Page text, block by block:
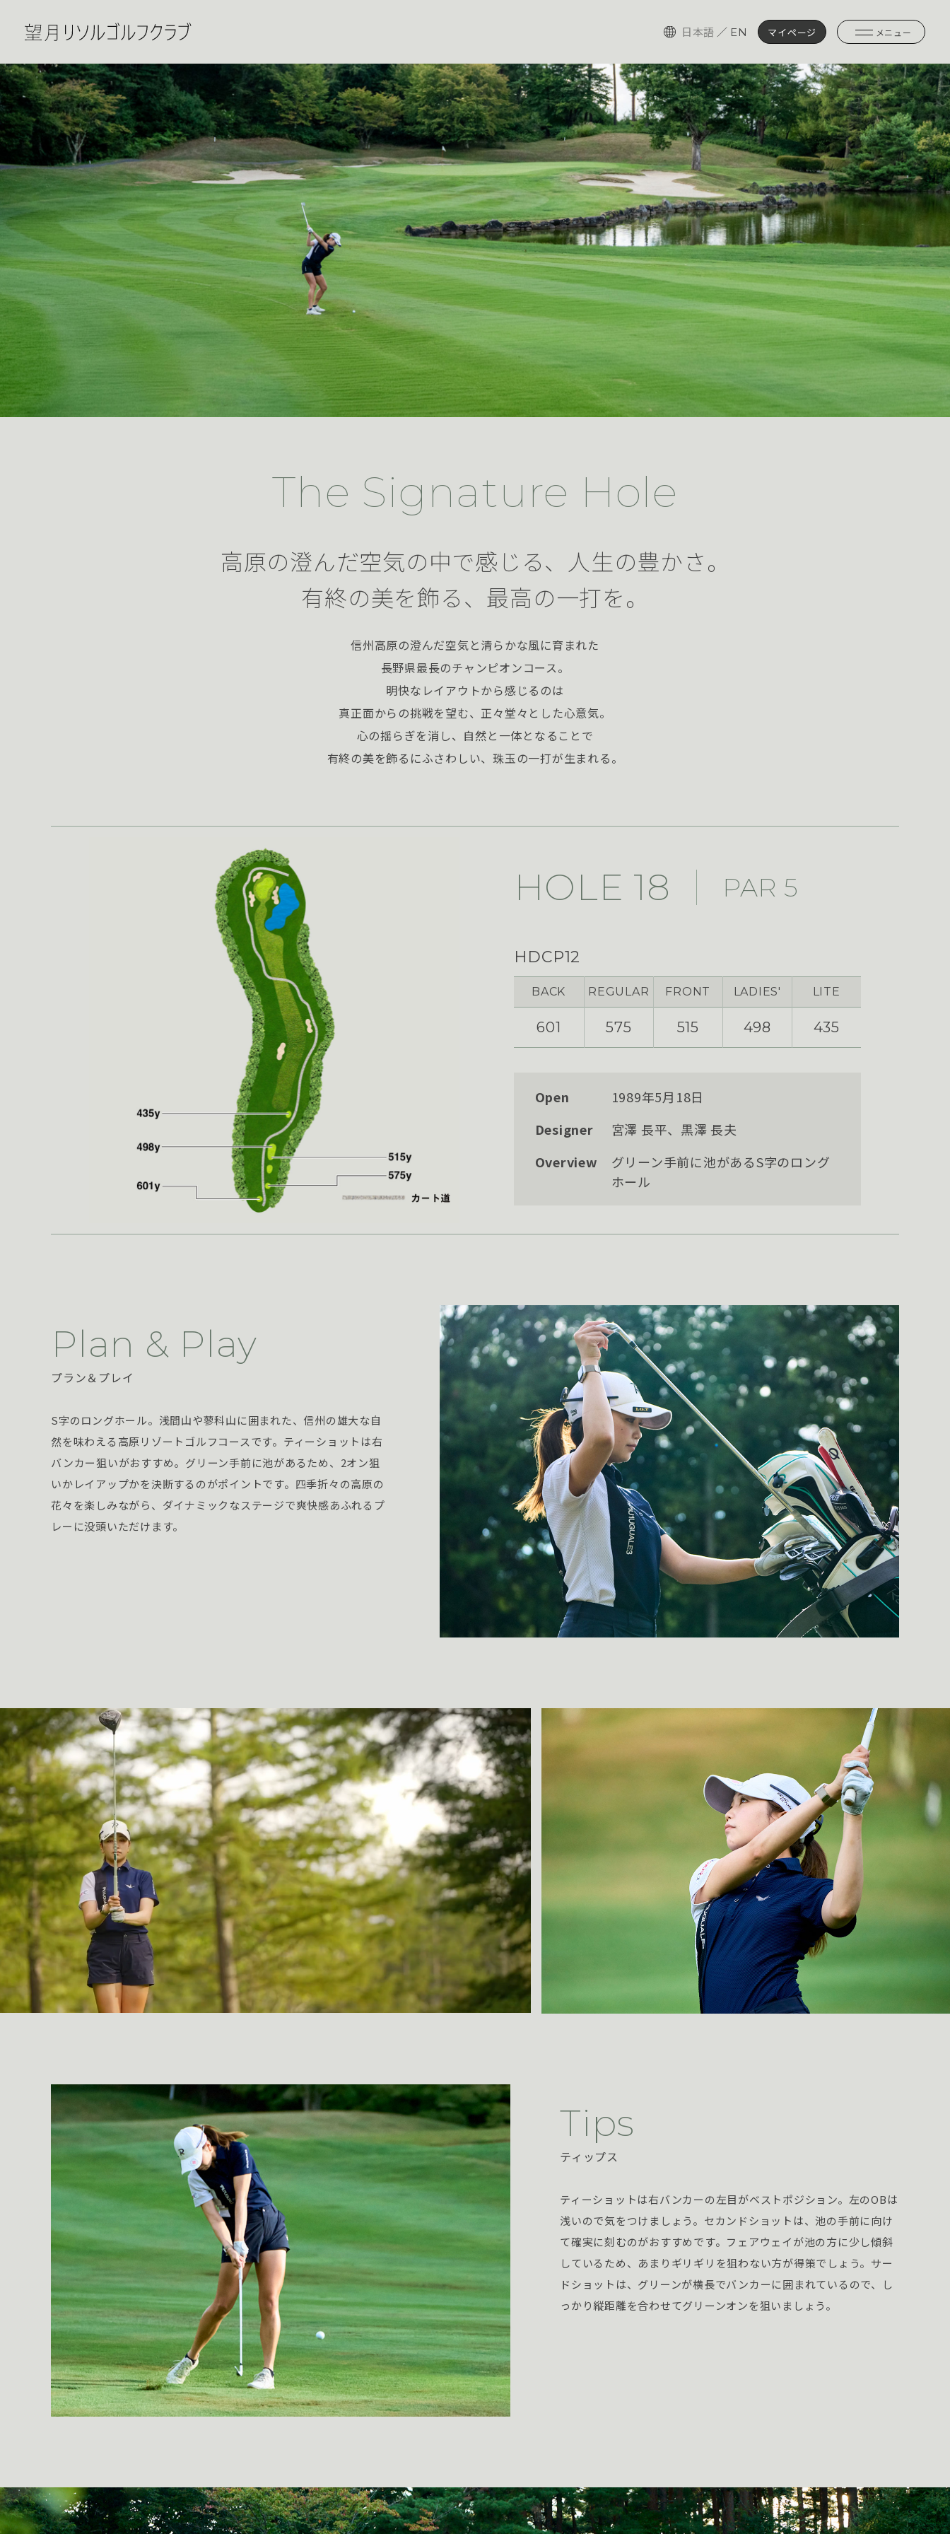
メニュー
日本語 ／ EN マイページ
The Signature Hole
高原の澄んだ空気の中で感じる、人生の豊かさ。
有終の美を飾る、最高の一打を。
信州高原の澄んだ空気と清らかな風に育まれた
長野県最長のチャンピオンコース。
明快なレイアウトから感じるのは
真正面からの挑戦を望む、正々堂々とした心意気。
心の揺らぎを消し、自然と一体となることで
有終の美を飾るにふさわしい、珠玉の一打が生まれる。
HOLE 18 PAR 5
HDCP12
BACK REGULAR FRONT LADIES' LITE
601 575 515 498 435
Open
1989年5月18日
Designer
宮澤 長平、黒澤 長夫
Overview
グリーン手前に池があるS字のロング
ホール
Plan & Play
プラン＆プレイ
S字のロングホール。浅間山や蓼科山に囲まれた、信州の雄大な自
然を味わえる高原リゾートゴルフコースです。ティーショットは右
バンカー狙いがおすすめ。グリーン手前に池があるため、2オン狙
いかレイアップかを決断するのがポイントです。四季折々の高原の
花々を楽しみながら、ダイナミックなステージで爽快感あふれるプ
レーに没頭いただけます。
Tips
ティップス
ティーショットは右バンカーの左目がベストポジション。左のOBは
浅いので気をつけましょう。セカンドショットは、池の手前に向け
て確実に刻むのがおすすめです。フェアウェイが池の方に少し傾斜
しているため、あまりギリギリを狙わない方が得策でしょう。サー
ドショットは、グリーンが横長でバンカーに囲まれているので、し
っかり縦距離を合わせてグリーンオンを狙いましょう。